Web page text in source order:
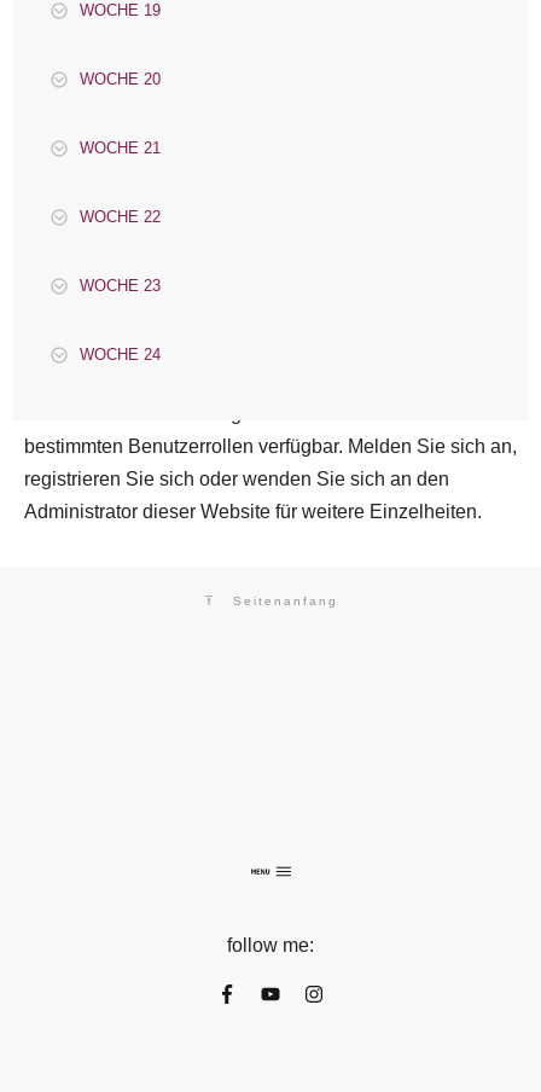
bestimmten Benutzerrollen verfügbar. Melden Sie sich an,
registrieren Sie sich oder wenden Sie sich an den
Administrator dieser Website für weitere Einzelheiten.
WOCHE 19
WOCHE 20
WOCHE 21
WOCHE 22
WOCHE 23
WOCHE 24
Seitenanfang
follow me: